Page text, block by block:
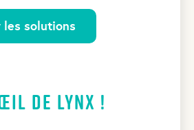
les solutions
de lynx !